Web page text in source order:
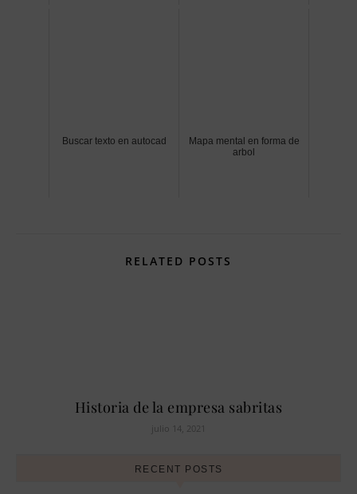
Buscar texto en autocad
Mapa mental en forma de
arbol
RELATED POSTS
Historia de la empresa sabritas
julio 14, 2021
RECENT POSTS